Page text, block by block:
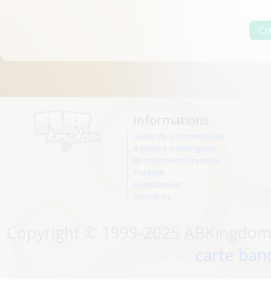
Informations
Guide de la communauté
A propos d'ABKingdom
Abonnements Premium
Publicité
Recrutement
Bannières
carte